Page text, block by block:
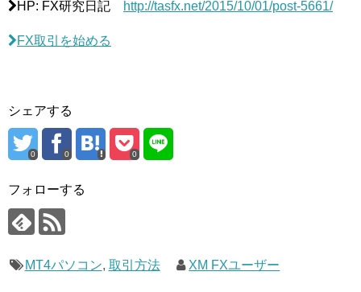
HP: FX研究日記 http://tasfx.net/2015/10/01/post-5661/
FX取引を始める
シェアする
0 0 0
フォローする
MT4パソコン, 取引方法 XM FXユーザー